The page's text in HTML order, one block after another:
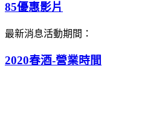
85優惠影片
最新消息活動期間：
2020春酒-營業時間